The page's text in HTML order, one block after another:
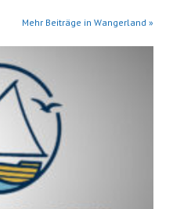
Mehr Beiträge in Wangerland »